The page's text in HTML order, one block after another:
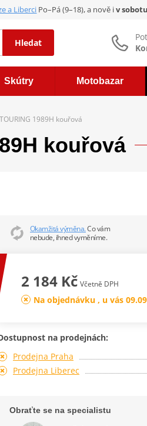
a Liberci Po–Pá (9–18), a nově iv sobotu
Hledat
Skútry Motobazar
1989H kouřová
kouřová
Okamžitá výměna.Co vám
nebude, ihned vyměníme.
2 184 Kč Včetně DPH
Na objednávku , u vás
na prodejnách:
Prodejna Praha
Prodejna Liberec
Obraťte se na specialistu